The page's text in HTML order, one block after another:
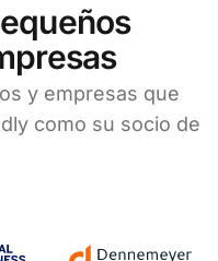
y empresas que
como su socio de